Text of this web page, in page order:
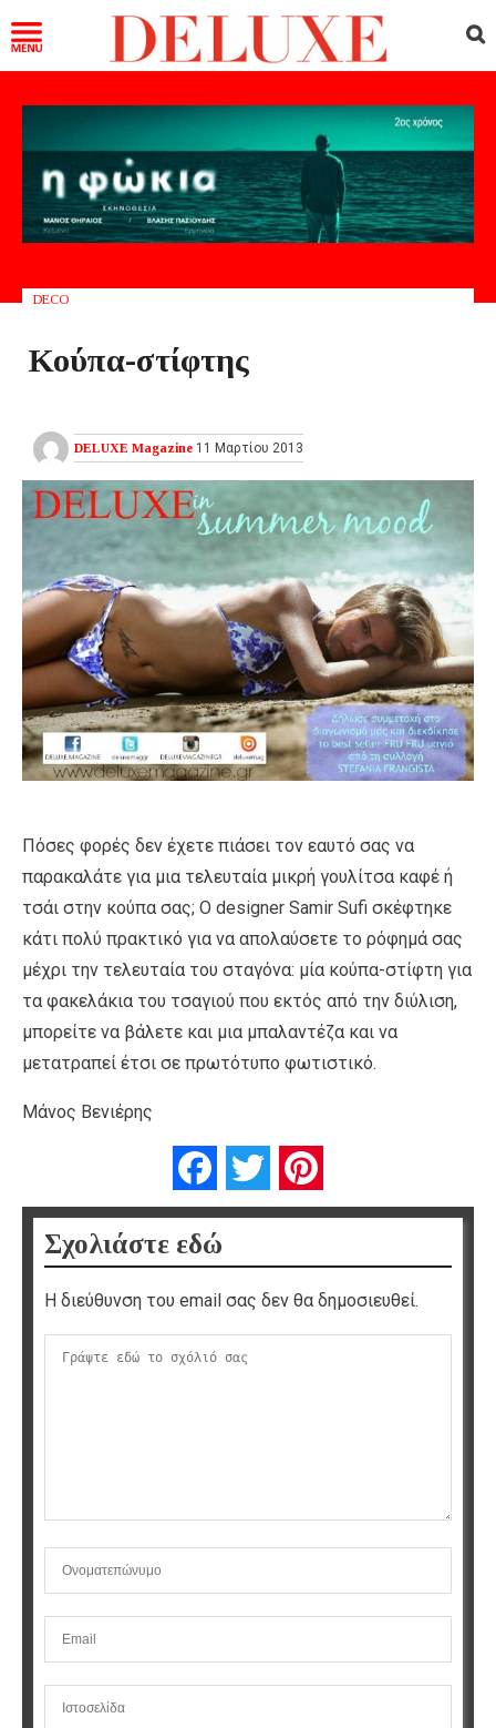
DECO
Κούπα-στίφτης
DELUXE Magazine 11 Μαρτίου 2013
Πόσες φορές δεν έχετε πιάσει τον εαυτό σας να
παρακαλάτε για μια τελευταία μικρή γουλίτσα καφέ ή
τσάι στην κούπα σας; Ο designer Samir Sufi σκέφτηκε
κάτι πολύ πρακτικό για να απολαύσετε το ρόφημά σας
μέχρι την τελευταία του σταγόνα: μία κούπα-στίφτη για
τα φακελάκια του τσαγιού που εκτός από την διύλιση,
μπορείτε να βάλετε και μια μπαλαντέζα και να
μετατραπεί έτσι σε πρωτότυπο φωτιστικό.
Μάνος Βενιέρης
FacebookTwitter
Σχολιάστε εδώ
Η διεύθυνση του email σας δεν θα δημοσιευθεί.